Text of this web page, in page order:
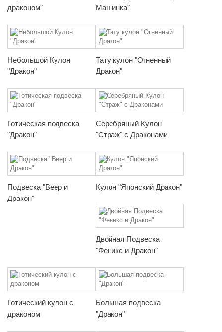
драконом"
Машинка"
Небольшой Кулон
"Дракон"
Тату кулон "Огненный
Дракон"
Готическая подвеска
"Дракон"
Серебряный Кулон
"Страж" с Драконами
Подвеска "Веер и
Дракон"
Кулон "Японский Дракон"
Двойная Подвеска
"Феникс и Дракон"
Готический кулон с
драконом
Большая подвеска
"Дракон"